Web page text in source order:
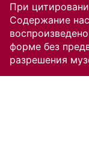
При
Содержание
форме без
разрешения